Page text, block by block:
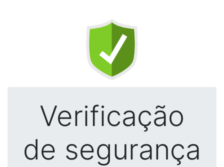
Verificação
de segurança